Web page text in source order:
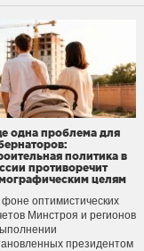
одна проблема для
политика в
противоречит
целям
оптимистических
Минстроя и регионов
президентом